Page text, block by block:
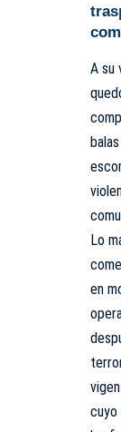
A su
Lo
en
cuyo